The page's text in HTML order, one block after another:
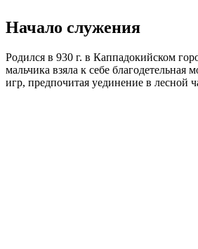
Начало служения
Родился в 930 г. в Каппадокийском
мальчика взяла к себе
игр, предпочитая уединение в лесной